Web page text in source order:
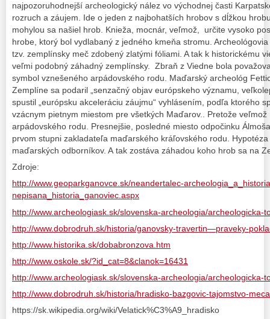
najpozoruhodnejší archeologický nález vo východnej časti
rozruch a záujem. Ide o jeden z najbohatších hrobov s dĺžkou
mohylou sa našiel hrob. Knieža, mocnár, veľmož, určite vysoko
hrobe, ktorý bol vydlabaný z jedného kmeňa stromu.
tzv. zemplínsky meč zdobený zlatými fóliami. A tak k historickému
veľmi podobný záhadný zemplínsky. Zbraň z Viedne bola
symbol vznešeného arpádovského rodu. Maďarský archeológ
Zemplíne sa podaril „senzačný objav európskeho významu,
spustil „európsku akceleráciu záujmu“ vyhlásením, podľa ktorého
vzácnym pietnym miestom pre všetkých Maďarov.. Pretože
arpádovského rodu. Presnejšie, posledné miesto odpočinku
prvom stupni zakladateľa maďarského kráľovského rodu.
maďarských odborníkov. A tak zostáva záhadou koho hrob sa na
Zdroje:
http://www.geoparkganovce.sk/neandertalec-
nepisana_historia_ganoviec.aspx
http://www.archeologiask.sk/slovenska-archeologia/archeologicka-
http://www.dobrodruh.sk/historia/ganovsky-travertin—praveky-
http://www.historika.sk/dobabronzova.htm
http://www.oskole.sk/?id_cat=8&clanok=16431
http://www.archeologiask.sk/slovenska-archeologia/archeologicka-
http://www.dobrodruh.sk/historia/hradisko-bazgovic-tajomstvo-
https://sk.wikipedia.org/wiki/Velatick%C3%A9_hradisko